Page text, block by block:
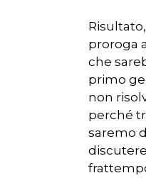
proroga
che
primo
non
perché
saremo